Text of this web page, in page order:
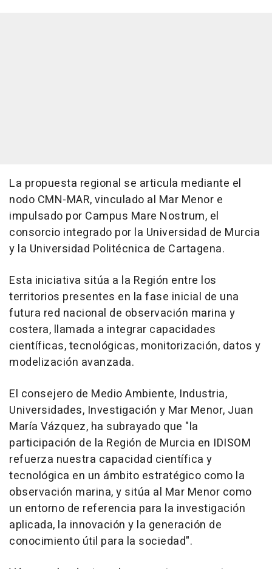
La propuesta regional se articula mediante el
nodo CMN-MAR, vinculado al Mar Menor e
impulsado por Campus Mare Nostrum, el
consorcio integrado por la Universidad de Murcia
y la Universidad Politécnica de Cartagena.
Esta iniciativa sitúa a la Región entre los
territorios presentes en la fase inicial de una
futura red nacional de observación marina y
costera, llamada a integrar capacidades
científicas, tecnológicas, monitorización, datos y
modelización avanzada.
El consejero de Medio Ambiente, Industria,
Universidades, Investigación y Mar Menor, Juan
María Vázquez, ha subrayado que "la
participación de la Región de Murcia en IDISOM
refuerza nuestra capacidad científica y
tecnológica en un ámbito estratégico como la
observación marina, y sitúa al Mar Menor como
un entorno de referencia para la investigación
aplicada, la innovación y la generación de
conocimiento útil para la sociedad".